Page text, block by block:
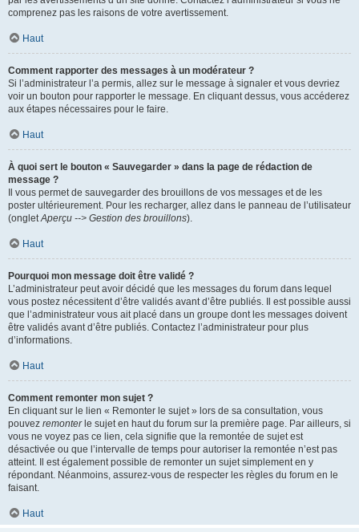
comprenez pas les raisons de votre avertissement.
Haut
Comment rapporter des messages à un modérateur ?
Si l’administrateur l’a permis, allez sur le message à signaler et vous devriez
voir un bouton pour rapporter le message. En cliquant dessus, vous accéderez
aux étapes nécessaires pour le faire.
Haut
À quoi sert le bouton « Sauvegarder » dans la page de rédaction de
message ?
Il vous permet de sauvegarder des brouillons de vos messages et de les
poster ultérieurement. Pour les recharger, allez dans le panneau de l’utilisateur
(ongletAperçu --> Gestion des brouillons).
Haut
Pourquoi mon message doit être validé ?
L’administrateur peut avoir décidé que les messages du forum dans lequel
vous postez nécessitent d’être validés avant d’être publiés. Il est possible aussi
que l’administrateur vous ait placé dans un groupe dont les messages doivent
être validés avant d’être publiés. Contactez l’administrateur pour plus
d’informations.
Haut
Comment remonter mon sujet ?
En cliquant sur le lien « Remonter le sujet » lors de sa consultation, vous
pouvez remonterle sujet en haut du forum sur la première page. Par ailleurs, si
vous ne voyez pas ce lien, cela signifie que la remontée de sujet est
désactivée ou que l’intervalle de temps pour autoriser la remontée n’est pas
atteint. Il est également possible de remonter un sujet simplement en y
répondant. Néanmoins, assurez-vous de respecter les règles du forum en le
faisant.
Haut